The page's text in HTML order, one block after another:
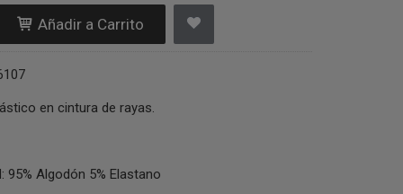
Añadir a Carrito
en cintura de rayas.
95% Algodón 5% Elastano